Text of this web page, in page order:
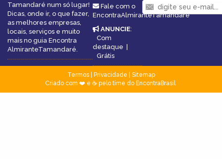
Tamandaré num só lugar!
Dicas, onde ir, o que fazer,
as melhores empresas,
locais, serviços e muito
mais no guia Encontra
AlmiranteTamandaré.
Fale com o
EncontraAlmiranteTamandaré
ANUNCIE:
Com
destaque |
Grátis
Termos| Privacidade
Sitemap
Criado com ❤️ e ☕ pelo time do EncontraBrasil